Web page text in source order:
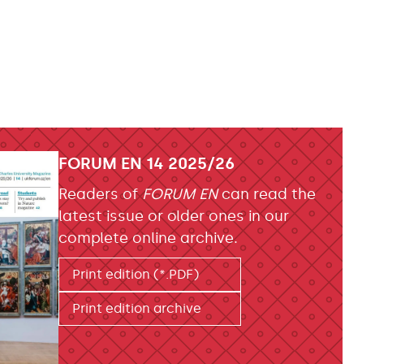
FORUM EN 14 2025/26
Readers ofFORUM ENcan read the
latest issue or older ones in our
complete online archive.
Print edition (*.PDF)
Print edition archive